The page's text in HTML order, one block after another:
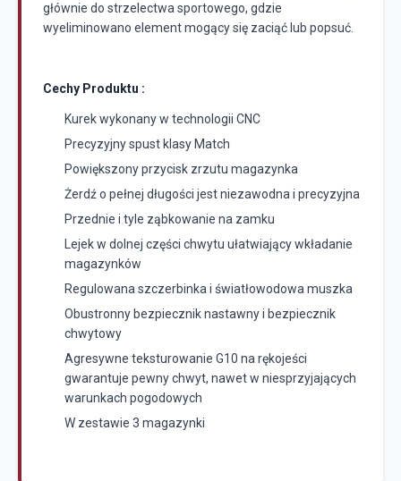
głównie do strzelectwa sportowego, gdzie
wyeliminowano element mogący się zaciąć lub popsuć.
Cechy Produktu :
Kurek wykonany w technologii CNC
Precyzyjny spust klasy Match
Powiększony przycisk zrzutu magazynka
Żerdź o pełnej długości jest niezawodna i precyzyjna
Przednie i tyle ząbkowanie na zamku
Lejek w dolnej części chwytu ułatwiający wkładanie
magazynków
Regulowana szczerbinka i światłowodowa muszka
Obustronny bezpiecznik nastawny i bezpiecznik
chwytowy
Agresywne teksturowanie G10 na rękojeści
gwarantuje pewny chwyt, nawet w niesprzyjających
warunkach pogodowych
W zestawie 3 magazynki